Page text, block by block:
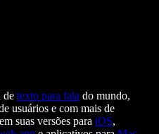
de texto para fala do mundo,
usuários e com mais de
suas versões para iOS,